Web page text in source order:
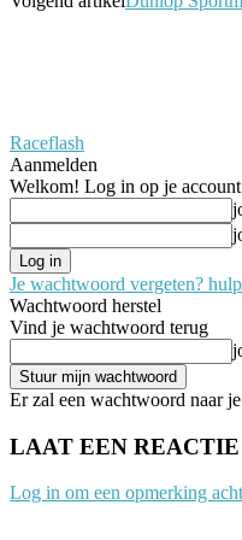
Raceflash
Aanmelden
Welkom! Log in op je account
Je wachtwoord vergeten?
Wachtwoord herstel
Vind je wachtwoord terug
Er zal een wachtwoord naar
LAAT EEN
Log in om een opmerking